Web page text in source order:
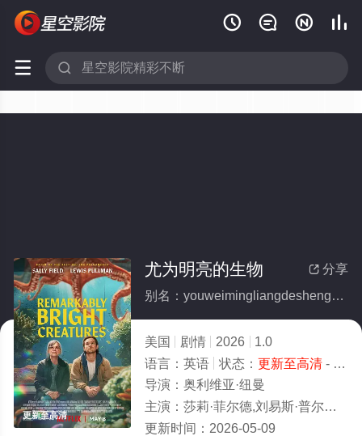
   
 
更新至高清
 分享
尤为明亮的生物
别名：youweimingliangdeshengwu
美国 剧情 2026
1.0
语言： 英语 状态： 更新至高清- 免费在线观看
导演： 奥利维亚·纽曼
主演： 莎莉·菲尔德,刘易斯·普尔曼,丹·佩恩,贝丝·格兰特,科尔姆·米尼,劳拉·哈里斯,索菲亚·布莱克-德埃利亚,凯西·贝克,陈冲,梅根·赫弗
更新时间： 2026-05-09